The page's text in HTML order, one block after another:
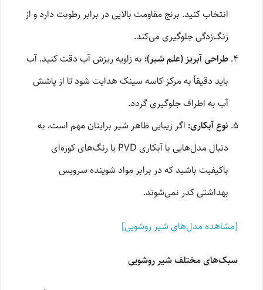
انتخاب کنید. برنج مقاومت بالایی در برابر رطوبت دارد و از
زنگ‌زدگی جلوگیری می‌کند.
طراحی آبریز (علم شیر): به زاویه ریزش آب دقت کنید. آب
باید دقیقاً به مرکز کاسه سینک هدایت شود تا از پاشش
آب به اطراف جلوگیری گردد.
نوع آبکاری: اگر زیبایی ظاهر شیر برایتان مهم است، به
دنبال مدل‌هایی با آبکاری PVD یا رنگ‌های کوره‌ای
باکیفیت باشید که در برابر مواد شوینده سرویس
بهداشتی کدر نمی‌شوند.
[مشاهده مدل‌های شیر روشویی]
سبک‌های مختلف شیر روشویی